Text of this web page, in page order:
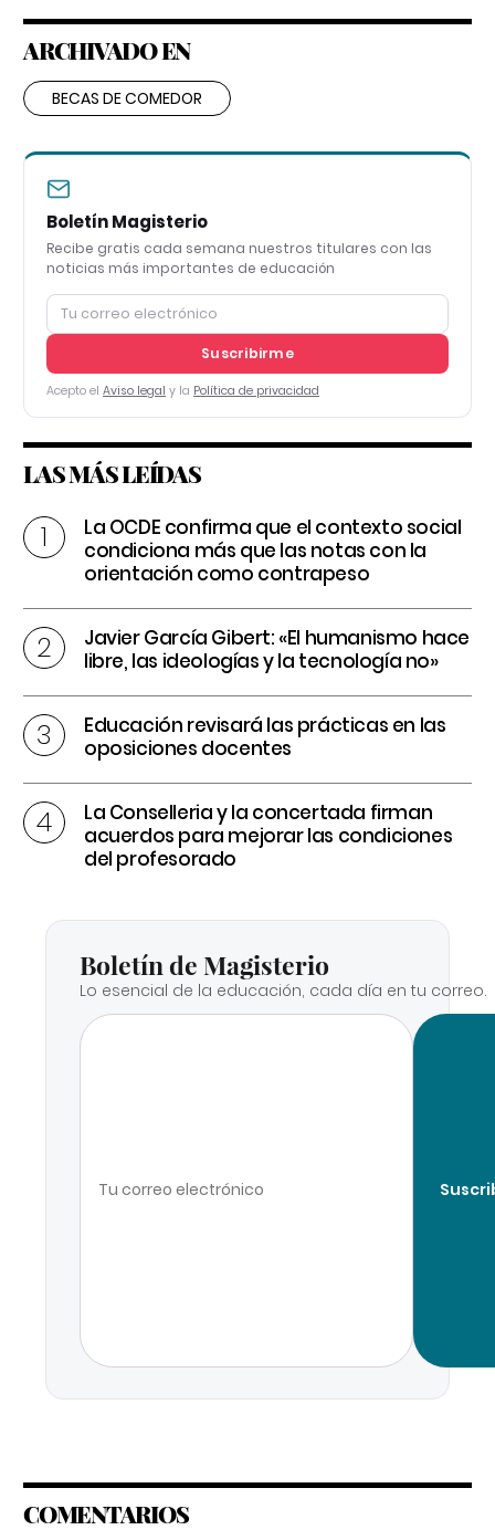
ARCHIVADO EN
BECAS DE COMEDOR
Boletín Magisterio
Recibe gratis cada semana nuestros titulares con las
noticias más importantes de educación
Suscribirme
Acepto el Aviso legal y la Política de privacidad
LAS MÁS LEÍDAS
La OCDE confirma que el contexto social
condiciona más que las notas con la
orientación como contrapeso
Javier García Gibert: «El humanismo hace
libre, las ideologías y la tecnología no»
Educación revisará las prácticas en las
oposiciones docentes
La Conselleria y la concertada firman
acuerdos para mejorar las condiciones
del profesorado
Boletín de Magisterio
Lo esencial de la educación, cada día en tu correo.
COMENTARIOS